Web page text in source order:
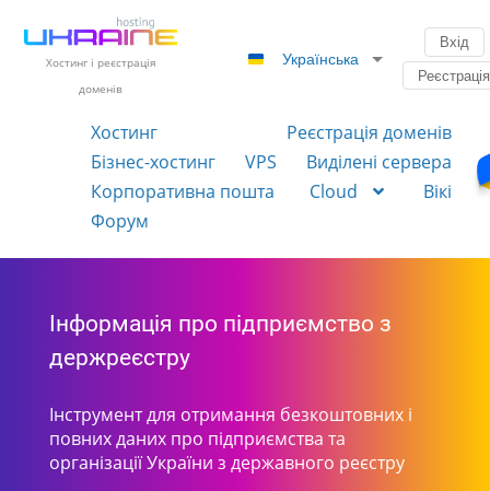
Хостинг і реєстрація
доменів
Українська
Вхід
Реєстрація
Хостинг
Реєстрація доменів
Бізнес-хостинг
VPS
Виділені сервера
Корпоративна пошта
Cloud
Вікі
Форум
Інформація про підприємство з
держреєстру
Інструмент для отримання безкоштовних і
повних даних про підприємства та
організації України з державного реєстру